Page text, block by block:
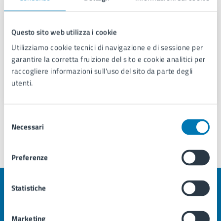
Questo sito web utilizza i cookie
Utilizziamo cookie tecnici di navigazione e di sessione per
garantire la corretta fruizione del sito e cookie analitici per
raccogliere informazioni sull'uso del sito da parte degli
utenti.
delNecessari
Preferenze
Statistiche
Marketing
Servizio Condono Edilizio
Telefono:
0039 0817953916
Telefono:0039 0817953925
E-mail:condono.edilizio@comune.napoli.it
PEC:condono.edilizio@pec.comune.napoli.it
Ultimo aggiornamento:
Quanto sono chiare le informazioni su questa